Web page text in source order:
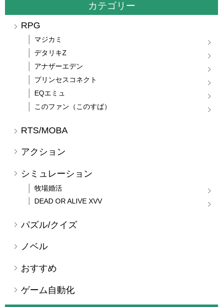
カテゴリー
RPG
マジカミ
デタリキZ
アナザーエデン
プリンセスコネクト
EQエミュ
このファン（このすば）
RTS/MOBA
アクション
シミュレーション
牧場婚活
DEAD OR ALIVE XVV
パズル/クイズ
ノベル
おすすめ
ゲーム自動化